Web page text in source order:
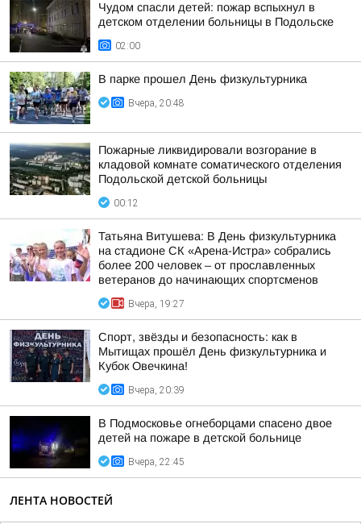
Чудом спасли детей: пожар вспыхнул в
детском отделении больницы в Подольске
02:00
В парке прошел День физкультурника
Вчера, 20:48
Пожарные ликвидировали возгорание в
кладовой комнате соматического отделения
Подольской детской больницы
00:12
Татьяна Витушева: В День физкультурника
на стадионе СК «Арена-Истра» собрались
более 200 человек – от прославленных
ветеранов до начинающих спортсменов
Вчера, 19:27
Спорт, звёзды и безопасность: как в
Мытищах прошёл День физкультурника и
Кубок Овечкина!
Вчера, 20:39
В Подмосковье огнеборцами спасено двое
детей на пожаре в детской больнице
Вчера, 22:45
ЛЕНТА НОВОСТЕЙ